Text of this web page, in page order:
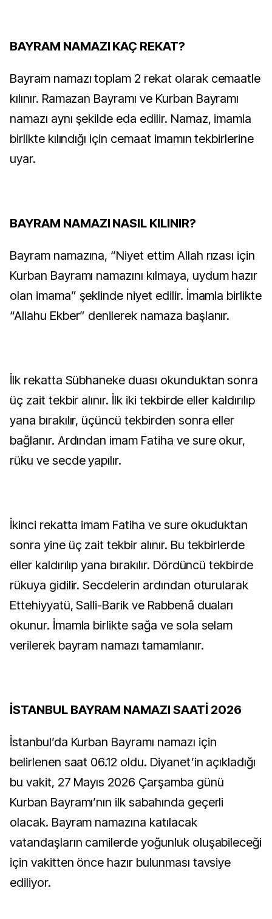
BAYRAM NAMAZI KAÇ REKAT?
Bayram namazı toplam 2 rekat olarak cemaatle
kılınır. Ramazan Bayramı ve Kurban Bayramı
namazı aynı şekilde eda edilir. Namaz, imamla
birlikte kılındığı için cemaat imamın tekbirlerine
uyar.
BAYRAM NAMAZI NASIL KILINIR?
Bayram namazına, “Niyet ettim Allah rızası için
Kurban Bayramı namazını kılmaya, uydum hazır
olan imama” şeklinde niyet edilir. İmamla birlikte
“Allahu Ekber” denilerek namaza başlanır.
İlk rekatta Sübhaneke duası okunduktan sonra
üç zait tekbir alınır. İlk iki tekbirde eller kaldırılıp
yana bırakılır, üçüncü tekbirden sonra eller
bağlanır. Ardından imam Fatiha ve sure okur,
rüku ve secde yapılır.
İkinci rekatta imam Fatiha ve sure okuduktan
sonra yine üç zait tekbir alınır. Bu tekbirlerde
eller kaldırılıp yana bırakılır. Dördüncü tekbirde
rükuya gidilir. Secdelerin ardından oturularak
Ettehiyyatü, Salli-Barik ve Rabbenâ duaları
okunur. İmamla birlikte sağa ve sola selam
verilerek bayram namazı tamamlanır.
İSTANBUL BAYRAM NAMAZI SAATİ 2026
İstanbul’da Kurban Bayramı namazı için
belirlenen saat 06.12 oldu. Diyanet’in açıkladığı
bu vakit, 27 Mayıs 2026 Çarşamba günü
Kurban Bayramı’nın ilk sabahında geçerli
olacak. Bayram namazına katılacak
vatandaşların camilerde yoğunluk oluşabileceği
için vakitten önce hazır bulunması tavsiye
ediliyor.